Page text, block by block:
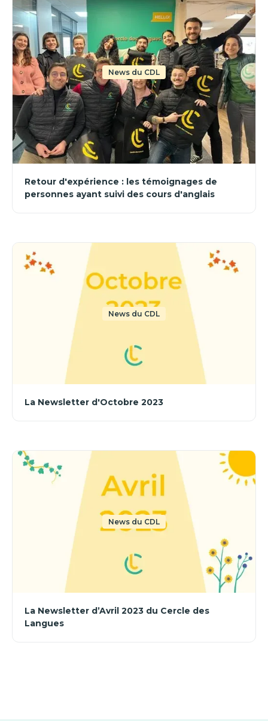
News du CDL
Retour d'expérience : les témoignages de
personnes ayant suivi des cours d'anglais
News du CDL
La Newsletter d'Octobre 2023
News du CDL
La Newsletter d’Avril 2023 du Cercle des
Langues